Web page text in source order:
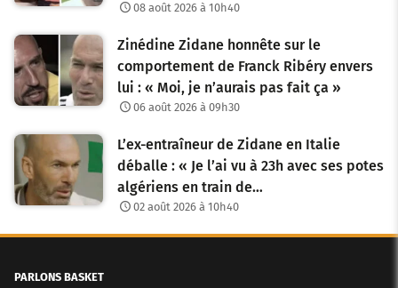
a
r
t
i
c
l
e
s
08 août 2026 à 10h40
Zinédine Zidane honnête sur le
comportement de Franck Ribéry envers
lui : « Moi, je n’aurais pas fait ça »
06 août 2026 à 09h30
L’ex-entraîneur de Zidane en Italie
déballe : « Je l’ai vu à 23h avec ses potes
algériens en train de…
02 août 2026 à 10h40
PARLONS BASKET